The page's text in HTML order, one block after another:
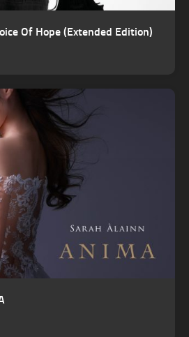
Of Hope (Extended Edition)